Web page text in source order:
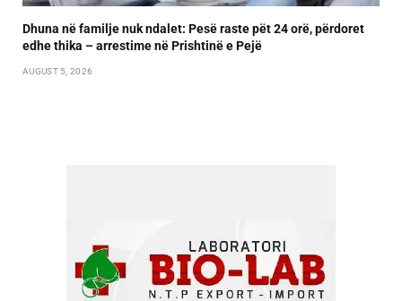
Dhuna në familje nuk ndalet: Pesë raste pët 24 orë, përdoret
edhe thika – arrestime në Prishtinë e Pejë
AUGUST 5, 2026